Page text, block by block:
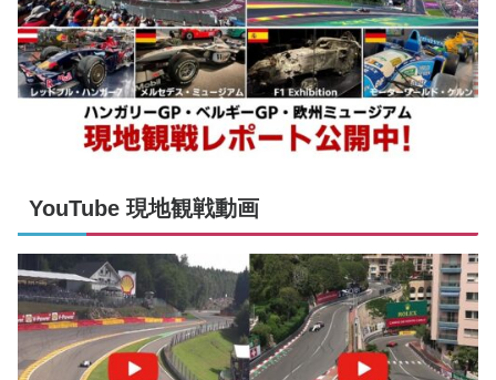
YouTube 現地観戦動画